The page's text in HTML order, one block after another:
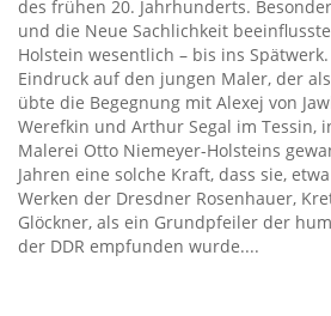
des frühen 20. Jahrhunderts.
und die Neue Sachlichkeit
Holstein wesentlich – bis ins
Eindruck auf den jungen Maler, der
übte die Begegnung mit Alexej von
Werefkin und Arthur Segal im Tessin,
Malerei Otto Niemeyer-Holsteins
Jahren eine solche Kraft, dass sie,
Werken der Dresdner Rosenhauer,
Glöckner, als ein Grundpfeiler der
der DDR empfunden wurde....